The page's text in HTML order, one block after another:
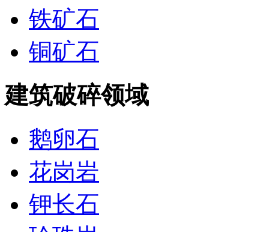
铁矿石
铜矿石
建筑破碎领域
鹅卵石
花岗岩
钾长石